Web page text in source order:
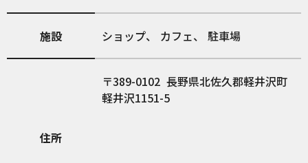
施設 ショップ カフェ 駐車場
住所
389-0102 長野県北佐久郡軽井沢町
軽井沢1151-5